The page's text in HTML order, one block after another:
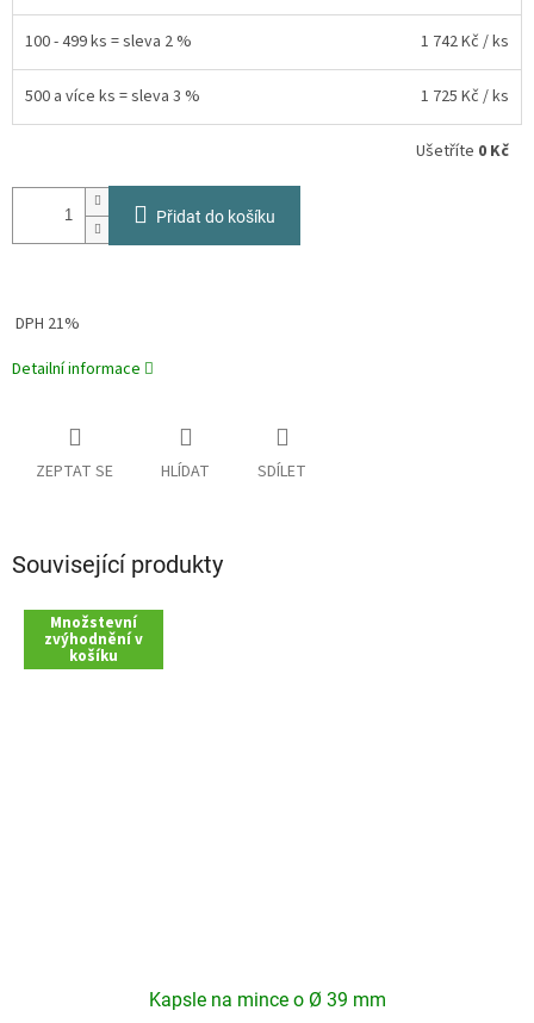
100 - 499 ks = sleva 2 % 1 742 Kč / ks
500 a více ks = sleva 3 % 1 725 Kč / ks
Ušetříte 0 Kč
Přidat do košíku
DPH 21%
Detailní informace
ZEPTAT SE HLÍDAT SDÍLET
Související produkty
Množstevní
zvýhodnění v
košíku
Kapsle na mince o Ø 39 mm